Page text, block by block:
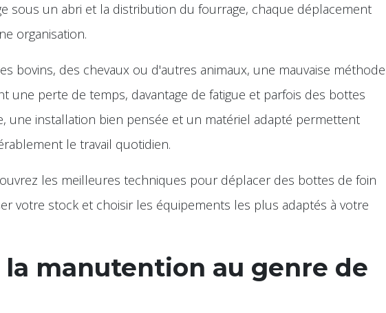
sous un abri et la distribution du fourrage, chaque déplacement
organisation.
bovins, des chevaux ou d'autres animaux, une mauvaise méthode
une perte de temps, davantage de fatigue et parfois des bottes
une installation bien pensée et un matériel adapté permettent
le travail quotidien.
les meilleures techniques pour déplacer des bottes de foin
votre stock et choisir les équipements les plus adaptés à votre
manutention au genre de